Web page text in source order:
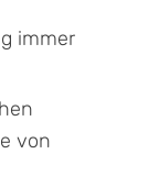
immer
von